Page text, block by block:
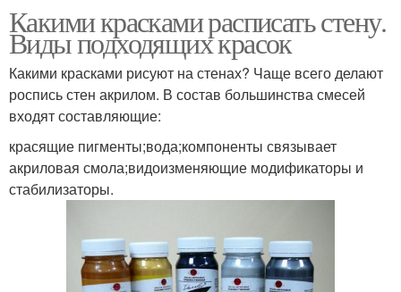
Какими красками расписать стену.
Виды подходящих красок
Какими красками рисуют на стенах? Чаще всего делают
роспись стен акрилом. В состав большинства смесей
входят составляющие:
красящие пигменты;вода;компоненты связывает
акриловая смола;видоизменяющие модификаторы и
стабилизаторы.